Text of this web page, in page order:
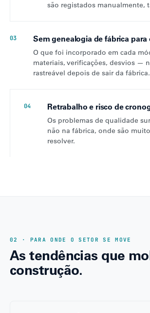
são registados manualmente,
03 Sem genealogia de fábrica para
O que foi incorporado em cada
materiais, verificações, desvios —
rastreável depois de sair da fábrica.
04 Retrabalho e risco de
Os problemas de qualidade
não na fábrica, onde são
resolver.
02 · PARA ONDE O SETOR SE MOVE
As tendências que
construção.